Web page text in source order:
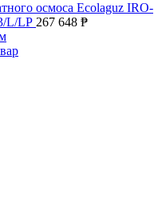
осмоса Ecolaguz IRO-
L/LP 267 648 ₱